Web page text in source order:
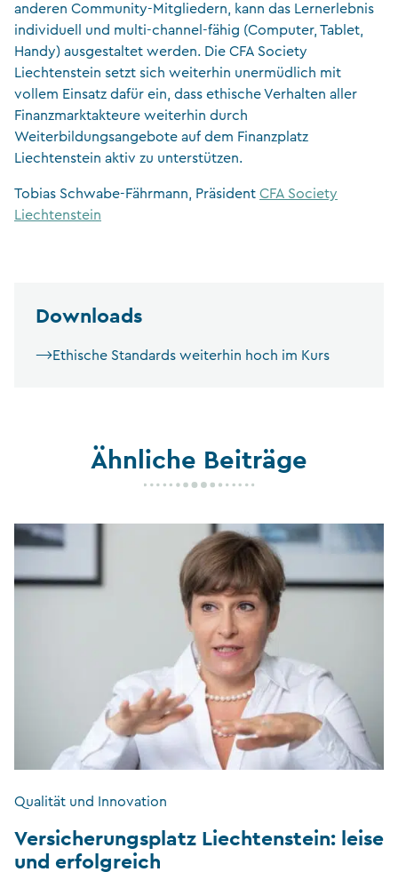
anderen Community-Mitgliedern, kann das Lernerlebnis
individuell und multi-channel-fähig (Computer, Tablet,
Handy) ausgestaltet werden. Die CFA Society
Liechtenstein setzt sich weiterhin unermüdlich mit
vollem Einsatz dafür ein, dass ethische Verhalten aller
Finanzmarktakteure weiterhin durch
Weiterbildungsangebote auf dem Finanzplatz
Liechtenstein aktiv zu unterstützen.
Tobias Schwabe-Fährmann, Präsident CFA Society
Liechtenstein
Downloads
Ethische Standards weiterhin hoch im Kurs
Ähnliche Beiträge
Qualität und Innovation
Versicherungsplatz Liechtenstein: leise
und erfolgreich